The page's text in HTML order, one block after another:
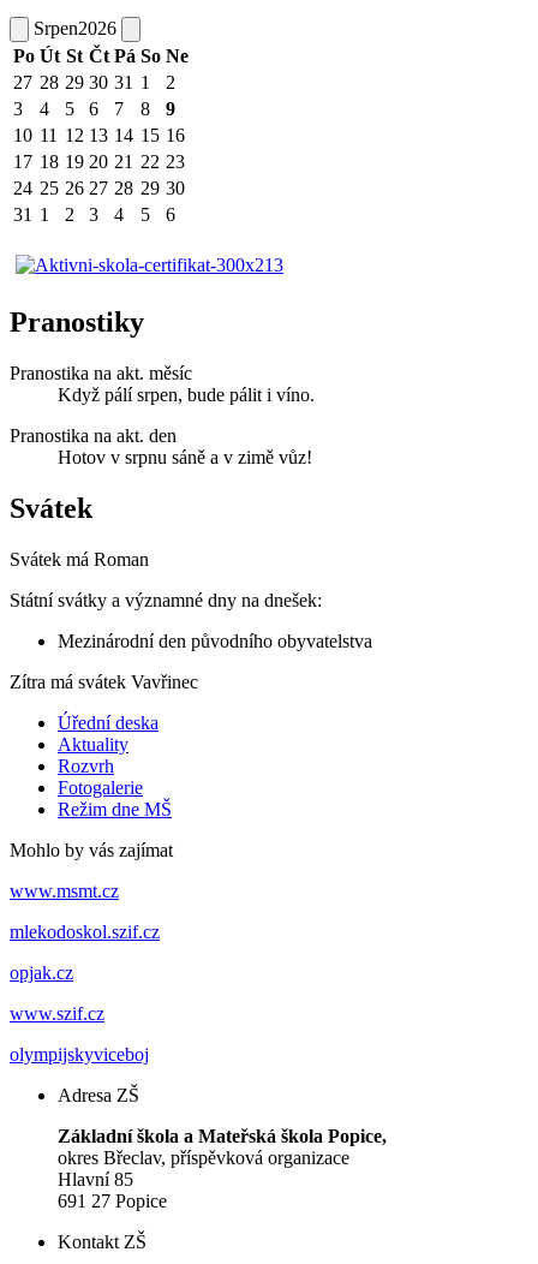
Srpen2026
Po Út St Čt Pá So Ne
27 28 29 30 31 1
2
3
4 5 6 7 8
9
10 11 12 13 14 15 16
17 18 19 20 21 22 23
24 25 26 27 28 29 30
31 1 2 3 4 5 6
Pranostiky
Pranostika na akt. měsíc
Když pálí srpen, bude pálit i víno.
Pranostika na akt. den
Hotov v srpnu sáně a v zimě vůz!
Svátek
Svátek má Roman
Státní svátky a významné dny na dnešek:
Mezinárodní den původního obyvatelstva
Zítra má svátek Vavřinec
Úřední deska
Aktuality
Rozvrh
Fotogalerie
Režim dne MŠ
Mohlo by vás zajímat
www.msmt.cz
mlekodoskol.szif.cz
opjak.cz
www.szif.cz
olympijskyviceboj
Adresa ZŠ
Základní škola a Mateřská škola Popice,
okres Břeclav, příspěvková organizace
Hlavní 85
691 27 Popice
Kontakt ZŠ